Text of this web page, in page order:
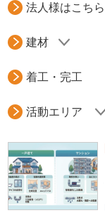
法人様はこちら
建材
着工・完工
活動エリア